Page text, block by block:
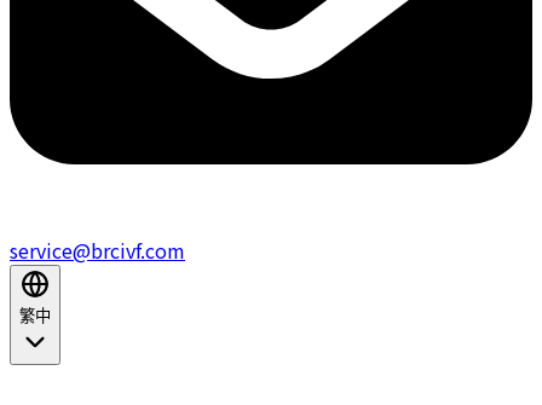
service@brcivf.com
繁中